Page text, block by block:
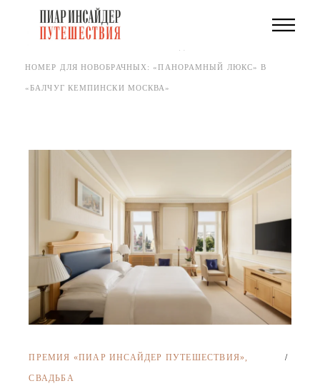
НОМЕР ДЛЯ НОВОБРАЧНЫХ: «ПАНОРАМНЫЙ ЛЮКС» В
«БАЛЧУГ КЕМПИНСКИ МОСКВА»
ПРЕМИЯ «ПИАР ИНСАЙДЕР ПУТЕШЕСТВИЯ»,
СВАДЬБА